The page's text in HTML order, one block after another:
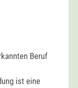
Beruf
ist eine